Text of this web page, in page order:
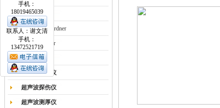
手机：
18019465039
联系人：谢文清
手机：
13472521719
德国Erichsen
德国BYK-Gardner
英国Elcometer
耐磨试验机
色差仪光泽仪
超声波探伤仪
超声波测厚仪